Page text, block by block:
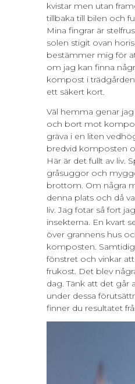
kvistar men utan
tillbaka till bilen och
Mina fingrar är
solen stigit ovan
bestämmer mig för
om jag kan finna
kompost i
ett säkert kort.
Väl hemma genar
och bort mot
gräva i en liten
bredvid komposten
Här är det fullt av liv.
gråsuggor och
brottom. Om några
denna plats och då
liv. Jag fotar så fort
insekterna. En kvart
över grannens hus
komposten.
fönstret och vinkar
frukost. Det blev
dag. Tänk att det går
under dessa
finner du resultatet